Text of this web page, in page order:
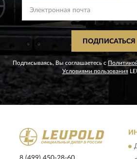
ПОДПИСАТЬСЯ
Подписываясь, Вы соглашаетесь с
Условиями пользования